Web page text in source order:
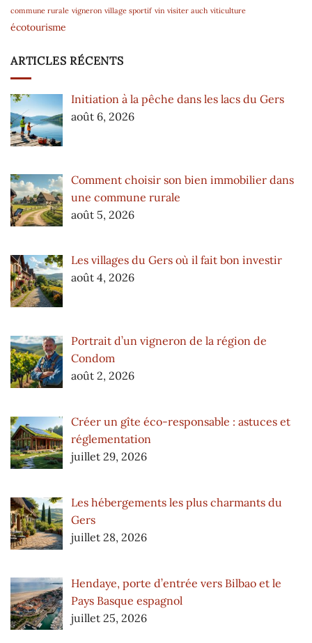
commune rurale vigneron village sportif vin visiter auch viticulture
écotourisme
ARTICLES RÉCENTS
Initiation à la pêche dans les lacs du Gers
août 6, 2026
Comment choisir son bien immobilier dans
une commune rurale
août 5, 2026
Les villages du Gers où il fait bon investir
août 4, 2026
Portrait d’un vigneron de la région de
Condom
août 2, 2026
Créer un gîte éco-responsable : astuces et
réglementation
juillet 29, 2026
Les hébergements les plus charmants du
Gers
juillet 28, 2026
Hendaye, porte d’entrée vers Bilbao et le
Pays Basque espagnol
juillet 25, 2026